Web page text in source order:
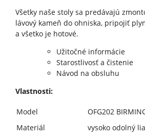
Všetky naše stoly sa predávajú
lávový kameň do ohniska, pripojiť
a všetko je hotové.
Užitočné informácie
Starostlivosť a čistenie
Návod na obsluhu
Vlastnosti:
Model
OFG202
Materiál
vysoko odolný